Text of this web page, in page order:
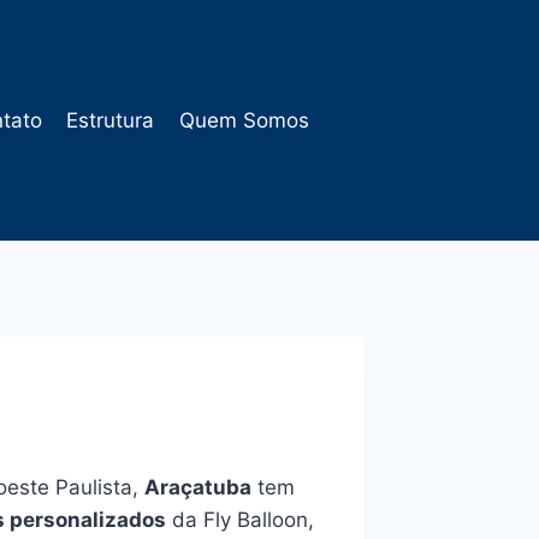
Estrutura Quem Somos
Paulista, Araçatuba tem
personalizados da Fly Balloon,